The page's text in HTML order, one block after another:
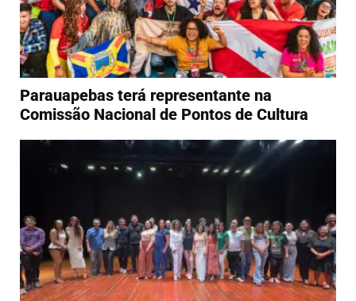
Parauapebas terá representante na
Comissão Nacional de Pontos de Cultura